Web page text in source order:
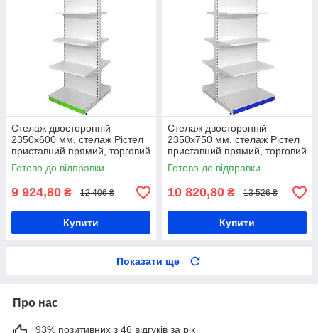
Стелаж двосторонній
2350х600 мм, стелаж Рістел
приставний прямий, торговий
стелаж в магазин, стелаж з
полицями, торговий стенд
Готово до відправки
9 924,80 ₴ 12 406 ₴
Купити
Стелаж двосторонній
2350х750 мм, стелаж Рістел
приставний прямий, торговий
стелаж в магазин, стелаж з
полицями, торговий стенд
Готово до відправки
10 820,80 ₴ 13 526 ₴
Купити
Показати ще
Про нас
93% позитивних з 46 відгуків за рік